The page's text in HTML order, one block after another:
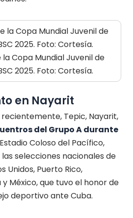
la Copa Mundial Juvenil de
2025. Foto: Cortesía.
en Nayarit
Tepic, Nayarit,
del Grupo A durante
Coloso del Pacífico,
selecciones nacionales de
Unidos, Puerto Rico,
México, que tuvo el honor de
deportivo ante Cuba.